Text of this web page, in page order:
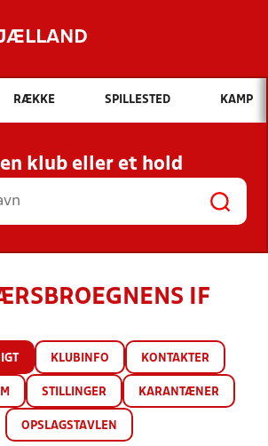
Hvad vil du søge efter?
INDHOLD OG NYHEDER
RESULTATER, KLUBBER OG
HOLD
RÆKKE SPILLESTED KAMP
en klub eller et hold
IF
KLUBINFO KONTAKTER
STILLINGER KARANTÆNER
OPSLAGSTAVLEN